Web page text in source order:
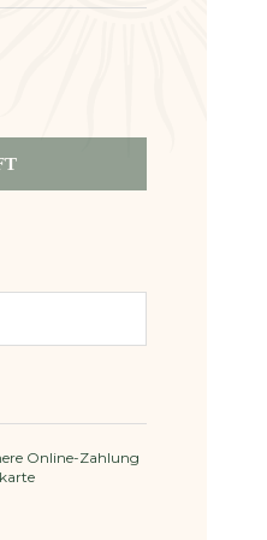
Online-Zahlung